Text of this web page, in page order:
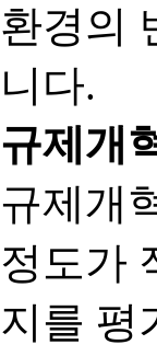
환경의
니다.
규제개
규제개
정도가
지를 평